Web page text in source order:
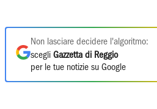
Non lasciare decidere l'algoritmo:
scegli Gazzetta di Reggio
per le tue notizie su Google